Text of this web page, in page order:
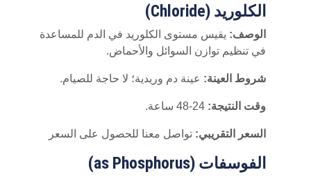
الكلوريد (Chloride)
الوصف: يقيس مستوى الكلوريد في الدم للمساعدة
في تنظيم توازن السوائل والأحماض.
شروط العينة: عينة دم وريدية؛ لا حاجة للصيام.
وقت النتيجة:
السعر التقريبي: تواصل معنا للحصول على السعر
الفوسفات (as Phosphorus)